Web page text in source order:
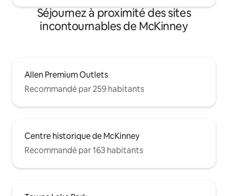
Séjournez à proximité des sites
incontournables de McKinney
Allen Premium Outlets
Recommandé par 259 habitants
Centre historique de McKinney
Recommandé par 163 habitants